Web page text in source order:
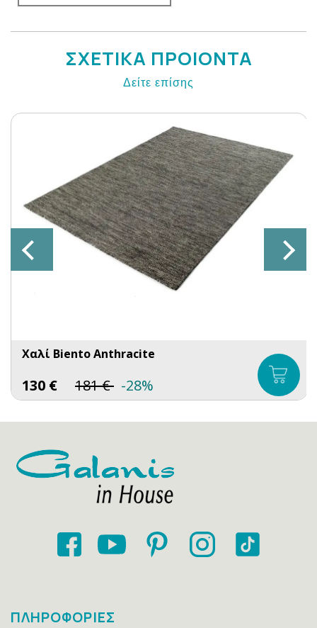
ΣΧΕΤΙΚΑ ΠΡΟΙΟΝΤΑ
Δείτε επίσης
Χαλί Biento Anthracite
130 € 181€ -28%
ΠΛΗΡΟΦΟΡΙΕΣ